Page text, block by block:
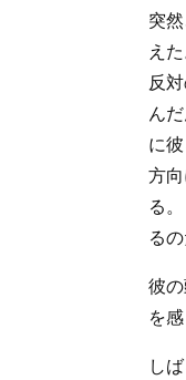
突
え
反
ん
に
方
る
る
彼
を
し